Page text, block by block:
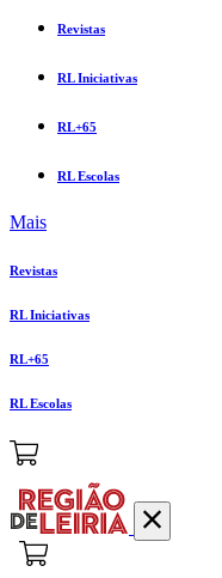
Revistas
RL Iniciativas
RL+65
RL Escolas
Mais
Revistas
RL Iniciativas
RL+65
RL Escolas